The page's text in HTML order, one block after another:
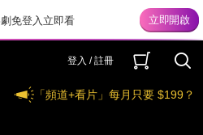
免登入立即看
登入 / 註冊
「頻道+看片」每月只要 $199？